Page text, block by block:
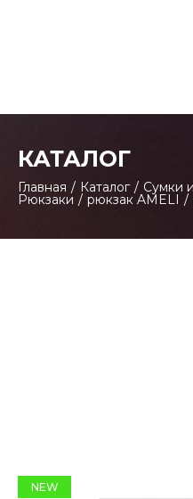
КАТАЛОГ
Главная / Каталог / Сумки
Рюкзаки / рюкзак AMELI /
NEW